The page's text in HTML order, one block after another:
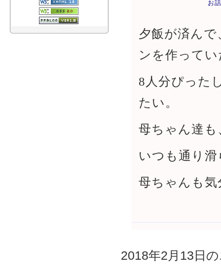
お
夕飯が済ん
ンを作ってい
8人分ぴった
たい。
母ちゃん達
いつも通り
母ちゃんも
2018年2月13日